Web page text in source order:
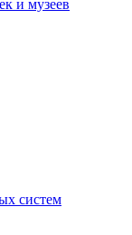
и музеев
систем